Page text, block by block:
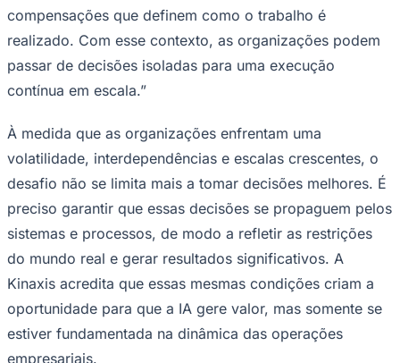
compensações que definem como o trabalho é
realizado. Com esse contexto, as organizações podem
passar de decisões isoladas para uma execução
contínua em escala.”
À medida que as organizações enfrentam uma
volatilidade, interdependências e escalas crescentes, o
desafio não se limita mais a tomar decisões melhores. É
preciso garantir que essas decisões se propaguem pelos
sistemas e processos, de modo a refletir as restrições
do mundo real e gerar resultados significativos. A
Kinaxis acredita que essas mesmas condições criam a
oportunidade para que a IA gere valor, mas somente se
estiver fundamentada na dinâmica das operações
empresariais.